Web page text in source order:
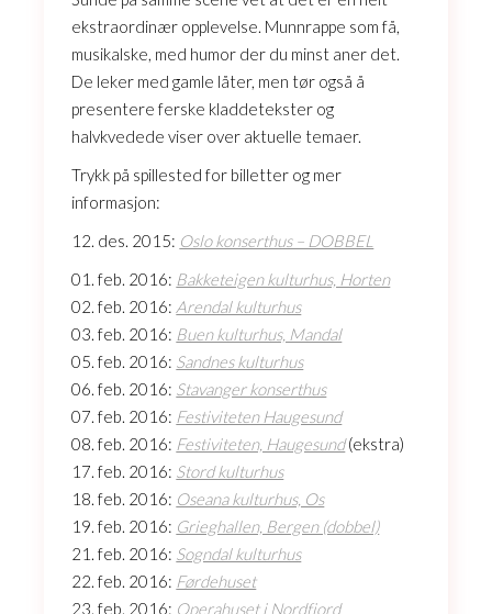
ekstraordinær opplevelse. Munnrappe som få,
musikalske, med humor der du minst aner det.
De leker med gamle låter, men tør også å
presentere ferske kladdetekster og
halvkvedede viser over aktuelle temaer.
Trykk på spillested for billetter og mer
informasjon:
12. des. 2015: Oslo konserthus – DOBBEL
01. feb. 2016: Bakketeigen kulturhus, Horten
02. feb. 2016: Arendal kulturhus
03. feb. 2016: Buen kulturhus, Mandal
05. feb. 2016: Sandnes kulturhus
06. feb. 2016: Stavanger konserthus
07. feb. 2016: Festiviteten Haugesund
08. feb. 2016: Festiviteten, Haugesund(ekstra)
17. feb. 2016: Stord kulturhus
18. feb. 2016: Oseana kulturhus, Os
19. feb. 2016: Grieghallen, Bergen (dobbel)
21. feb. 2016: Sogndal kulturhus
22. feb. 2016: Førdehuset
23. feb. 2016: Operahuset i Nordfjord